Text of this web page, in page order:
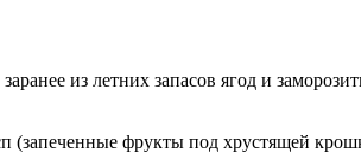
из летних запасов ягод и
(запеченные фрукты под хрустящей